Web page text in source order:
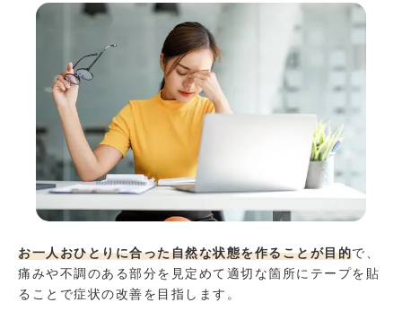
お一人おひとりに合った自然な状態を作ることが目的で、
痛みや不調のある部分を見定めて適切な箇所にテープを貼
ることで症状の改善を目指します。